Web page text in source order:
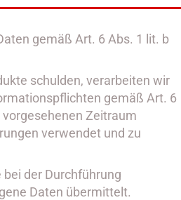
gemäß Art. 6 Abs. 1 lit. b
schulden, verarbeiten wir
gemäß Art. 6
Zeitraum
verwendet und zu
der Durchführung
Daten übermittelt.